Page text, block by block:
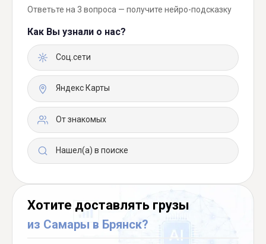
Ответьте на 3 вопроса — получите нейро-подсказку
Как Вы узнали о нас?
Соц.сети
Яндекс Карты
От знакомых
Нашел(а) в поиске
Хотите доставлять грузы
из Самары в Брянск?